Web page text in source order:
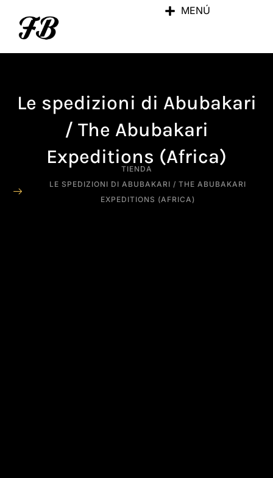
MENÚ
Le spedizioni di Abubakari
/ The Abubakari
Expeditions (Africa)
TIENDA
LE SPEDIZIONI DI ABUBAKARI / THE ABUBAKARI
EXPEDITIONS (AFRICA)